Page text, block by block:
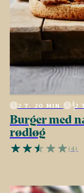
2 T. 20 MIN. 2
Burger med
rødløg
(4)